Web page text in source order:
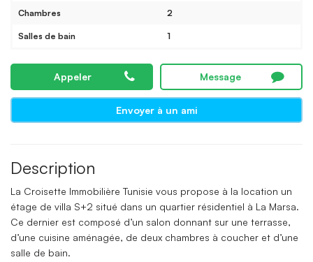
Chambres 2
Salles de bain 1
Appeler Message
Envoyer à un ami
Description
La Croisette Immobilière Tunisie vous propose à la location un
étage de villa S+2 situé dans un quartier résidentiel à La Marsa.
Ce dernier est composé d’un salon donnant sur une terrasse,
d’une cuisine aménagée, de deux chambres à coucher et d’une
salle de bain.